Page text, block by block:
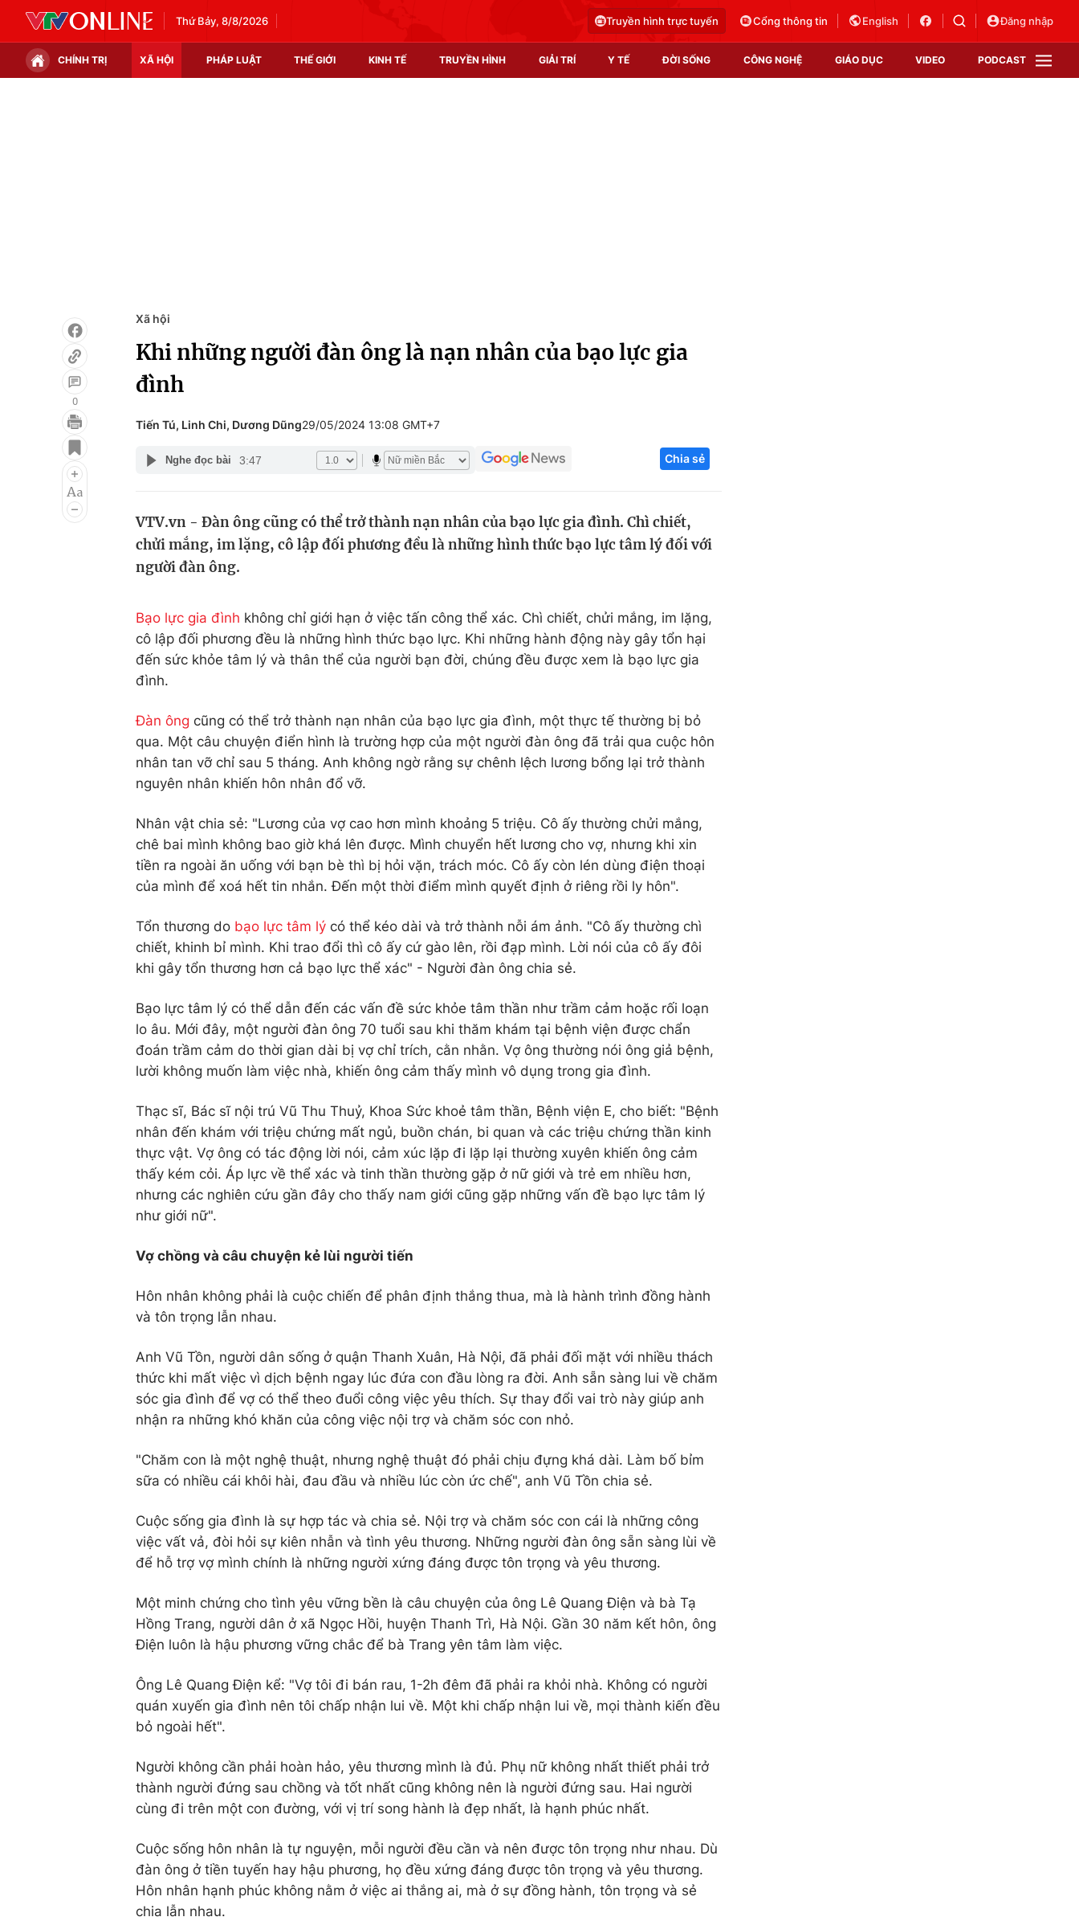
Thứ Bảy, 8/8/2026 Truyền hình trực tuyến Cổng thông tin English Đăng nhập
CHÍNH TRỊ XÃ HỘI PHÁP LUẬT THẾ GIỚI KINH TẾ TRUYỀN HÌNH GIẢI TRÍ Y TẾ ĐỜI SỐNG CÔNG NGHỆ GIÁO DỤC VIDEO PODCAST
Infographic
Điện ảnh
Âm nhạc
Du lịch
Chất lượng cuộc sống
Tuyển sinh
Hitech Công nghệ tương lai
Thị trường
0
Xã hội
Khi những người đàn ông là nạn nhân của bạo lực gia
đình
Tiến Tú, Linh Chi, Dương Dũng29/05/2024 13:08 GMT+7
Nghe đọc bài 3:47 Chia sẻ
VTV.vn - Đàn ông cũng có thể trở thành nạn nhân của bạo lực gia đình. Chì chiết,
chửi mắng, im lặng, cô lập đối phương đều là những hình thức bạo lực tâm lý đối với
người đàn ông.
Bạo lực gia đình không chỉ giới hạn ở việc tấn công thể xác. Chì chiết, chửi mắng, im lặng,
cô lập đối phương đều là những hình thức bạo lực. Khi những hành động này gây tổn hại
đến sức khỏe tâm lý và thân thể của người bạn đời, chúng đều được xem là bạo lực gia
đình.
Đàn ông cũng có thể trở thành nạn nhân của bạo lực gia đình, một thực tế thường bị bỏ
qua. Một câu chuyện điển hình là trường hợp của một người đàn ông đã trải qua cuộc hôn
nhân tan vỡ chỉ sau 5 tháng. Anh không ngờ rằng sự chênh lệch lương bổng lại trở thành
nguyên nhân khiến hôn nhân đổ vỡ.
Nhân vật chia sẻ: "Lương của vợ cao hơn mình khoảng 5 triệu. Cô ấy thường chửi mắng,
chê bai mình không bao giờ khá lên được. Mình chuyển hết lương cho vợ, nhưng khi xin
tiền ra ngoài ăn uống với bạn bè thì bị hỏi vặn, trách móc. Cô ấy còn lén dùng điện thoại
của mình để xoá hết tin nhắn. Đến một thời điểm mình quyết định ở riêng rồi ly hôn".
Tổn thương do bạo lực tâm lý có thể kéo dài và trở thành nỗi ám ảnh. "Cô ấy thường chì
chiết, khinh bỉ mình. Khi trao đổi thì cô ấy cứ gào lên, rồi đạp mình. Lời nói của cô ấy đôi
khi gây tổn thương hơn cả bạo lực thể xác" - Người đàn ông chia sẻ.
Bạo lực tâm lý có thể dẫn đến các vấn đề sức khỏe tâm thần như trầm cảm hoặc rối loạn
lo âu. Mới đây, một người đàn ông 70 tuổi sau khi thăm khám tại bệnh viện được chẩn
đoán trầm cảm do thời gian dài bị vợ chỉ trích, cằn nhằn. Vợ ông thường nói ông giả bệnh,
lười không muốn làm việc nhà, khiến ông cảm thấy mình vô dụng trong gia đình.
Thạc sĩ, Bác sĩ nội trú Vũ Thu Thuỷ, Khoa Sức khoẻ tâm thần, Bệnh viện E, cho biết: "Bệnh
nhân đến khám với triệu chứng mất ngủ, buồn chán, bi quan và các triệu chứng thần kinh
thực vật. Vợ ông có tác động lời nói, cảm xúc lặp đi lặp lại thường xuyên khiến ông cảm
thấy kém cỏi. Áp lực về thể xác và tinh thần thường gặp ở nữ giới và trẻ em nhiều hơn,
nhưng các nghiên cứu gần đây cho thấy nam giới cũng gặp những vấn đề bạo lực tâm lý
như giới nữ".
Vợ chồng và câu chuyện kẻ lùi người tiến
Hôn nhân không phải là cuộc chiến để phân định thắng thua, mà là hành trình đồng hành
và tôn trọng lẫn nhau.
Anh Vũ Tồn, người dân sống ở quận Thanh Xuân, Hà Nội, đã phải đối mặt với nhiều thách
thức khi mất việc vì dịch bệnh ngay lúc đứa con đầu lòng ra đời. Anh sẵn sàng lui về chăm
sóc gia đình để vợ có thể theo đuổi công việc yêu thích. Sự thay đổi vai trò này giúp anh
nhận ra những khó khăn của công việc nội trợ và chăm sóc con nhỏ.
"Chăm con là một nghệ thuật, nhưng nghệ thuật đó phải chịu đựng khá dài. Làm bố bỉm
sữa có nhiều cái khôi hài, đau đầu và nhiều lúc còn ức chế", anh Vũ Tồn chia sẻ.
Cuộc sống gia đình là sự hợp tác và chia sẻ. Nội trợ và chăm sóc con cái là những công
việc vất vả, đòi hỏi sự kiên nhẫn và tình yêu thương. Những người đàn ông sẵn sàng lùi về
để hỗ trợ vợ mình chính là những người xứng đáng được tôn trọng và yêu thương.
Một minh chứng cho tình yêu vững bền là câu chuyện của ông Lê Quang Điện và bà Tạ
Hồng Trang, người dân ở xã Ngọc Hồi, huyện Thanh Trì, Hà Nội. Gần 30 năm kết hôn, ông
Điện luôn là hậu phương vững chắc để bà Trang yên tâm làm việc.
Ông Lê Quang Điện kể: "Vợ tôi đi bán rau, 1-2h đêm đã phải ra khỏi nhà. Không có người
quán xuyến gia đình nên tôi chấp nhận lui về. Một khi chấp nhận lui về, mọi thành kiến đều
bỏ ngoài hết".
Người không cần phải hoàn hảo, yêu thương mình là đủ. Phụ nữ không nhất thiết phải trở
thành người đứng sau chồng và tốt nhất cũng không nên là người đứng sau. Hai người
cùng đi trên một con đường, với vị trí song hành là đẹp nhất, là hạnh phúc nhất.
Cuộc sống hôn nhân là tự nguyện, mỗi người đều cần và nên được tôn trọng như nhau. Dù
đàn ông ở tiền tuyến hay hậu phương, họ đều xứng đáng được tôn trọng và yêu thương.
Hôn nhân hạnh phúc không nằm ở việc ai thắng ai, mà ở sự đồng hành, tôn trọng và sẻ
chia lẫn nhau.